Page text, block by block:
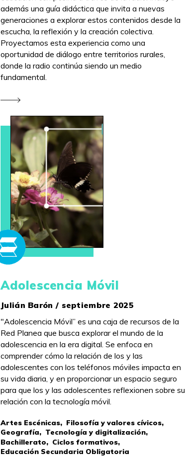
además una guía didáctica que invita a nuevas
generaciones a explorar estos contenidos desde la
escucha, la reflexión y la creación colectiva.
Proyectamos esta experiencia como una
oportunidad de diálogo entre territorios rurales,
donde la radio continúa siendo un medio
fundamental.
Adolescencia Móvil
Julián Barón / septiembre 2025
"Adolescencia Móvil” es una caja de recursos de la
Red Planea que busca explorar el mundo de la
adolescencia en la era digital. Se enfoca en
comprender cómo la relación de los y las
adolescentes con los teléfonos móviles impacta en
su vida diaria, y en proporcionar un espacio seguro
para que los y las adolescentes reflexionen sobre su
relación con la tecnología móvil.
Artes Escénicas, Filosofía y valores cívicos,
Geografía, Tecnología y digitalización,
Bachillerato, Ciclos formativos,
Educación Secundaria Obligatoria